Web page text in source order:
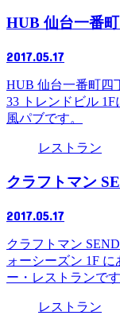
HUB 仙台一番
2017.05.17
HUB 仙台一番町四
33 トレンドビル
風パブです。
レストラン
クラフトマン
2017.05.17
クラフトマン
ォーシーズン 1F
ー・レストランです
レストラン